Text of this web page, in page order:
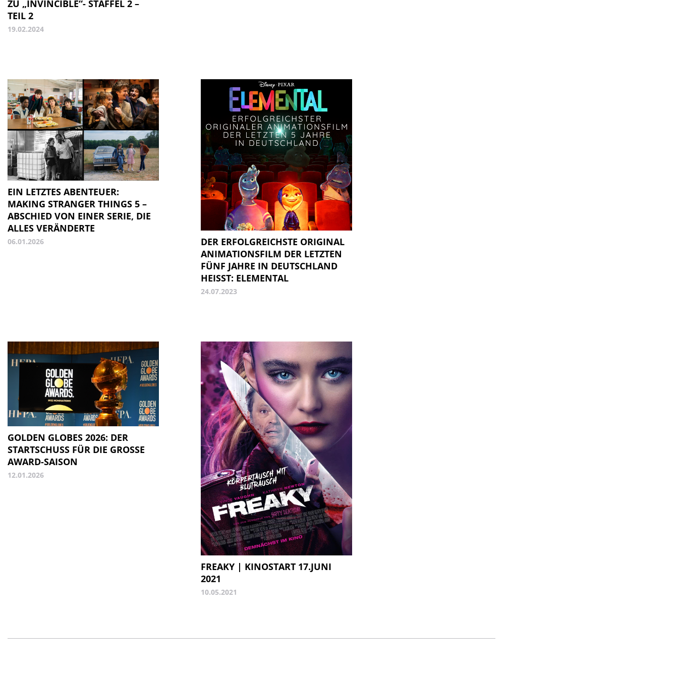
ZU „INVINCIBLE“- STAFFEL 2 –
TEIL 2
19.02.2024
EIN LETZTES ABENTEUER:
MAKING STRANGER THINGS 5 –
ABSCHIED VON EINER SERIE, DIE
ALLES VERÄNDERTE
06.01.2026
DER ERFOLGREICHSTE ORIGINAL
ANIMATIONSFILM DER LETZTEN
FÜNF JAHRE IN DEUTSCHLAND
HEISST: ELEMENTAL
24.07.2023
GOLDEN GLOBES 2026: DER
STARTSCHUSS FÜR DIE GROSSE A
WARD-SAISON
12.01.2026
FREAKY | KINOSTART 17.JUNI
2021
10.05.2021